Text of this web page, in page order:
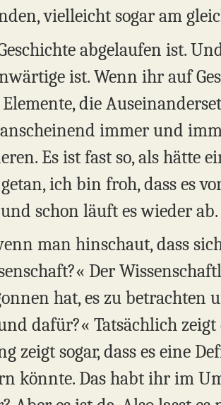
vielleicht sogar am
abgelaufen ist.
ist. Wenn ihr auf
die
anscheinend immer und
Es ist fast so, als hätte
ich bin froh, dass es
schon läuft es wieder ab.
man hinschaut, dass
Der
hat, es zu betrachten
dafür?« Tatsächlich zeigt
zeigt sogar, dass es eine
könnte. Das habt ihr im